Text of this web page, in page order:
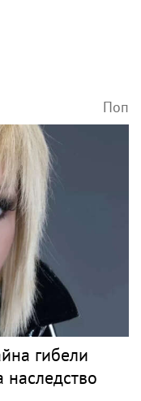
Поп
гибели
наследство